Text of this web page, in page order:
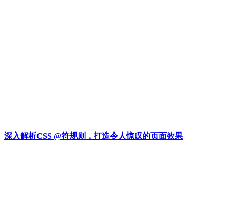
深入解析CSS @符规则，打造令人惊叹的页面效果